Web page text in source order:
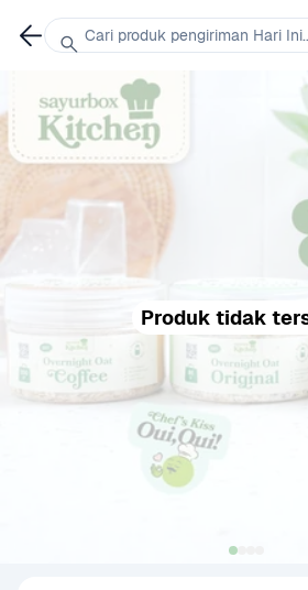
Produk tidak
Cari produk pengiriman Hari